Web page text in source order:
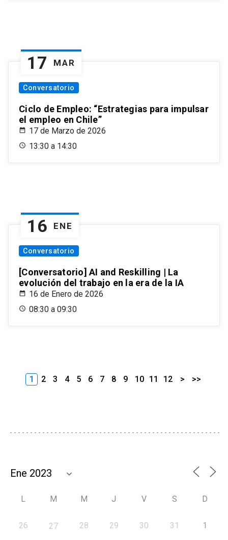
17 MAR
Conversatorio
Ciclo de Empleo: “Estrategias para impulsar
el empleo en Chile”
17 de Marzo de 2026
13:30 a 14:30
16 ENE
Conversatorio
[Conversatorio] AI and Reskilling | La
evolución del trabajo en la era de la IA
16 de Enero de 2026
08:30 a 09:30
1 2 3 4 5 6 7 8 9 10 11 12 > >>
L M M J V S D
26 27 28 29 30 31 1